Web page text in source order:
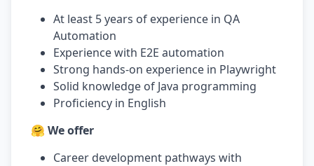
At least 5 years of experience in QA
Automation
Experience with E2E automation
Strong hands-on experience in Playwright
Solid knowledge of Java programming
Proficiency in English
🤗 We offer
Career development pathways with